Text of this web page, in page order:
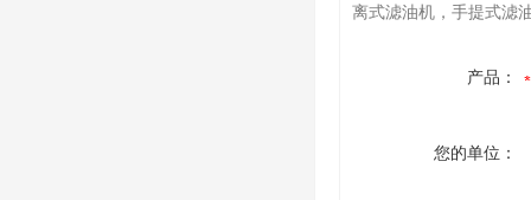
离式滤油机，手提式滤
产品：
您的单位：